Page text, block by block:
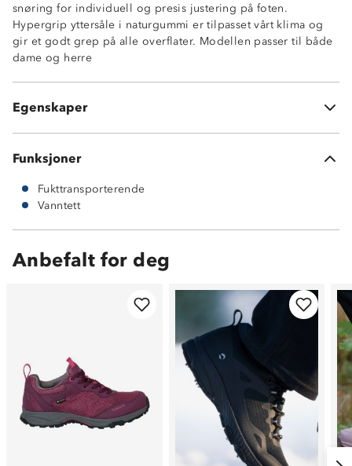
snøring for individuell og presis justering på foten.
Hypergrip yttersåle i naturgummi er tilpasset vårt klima og
gir et godt grep på alle overflater. Modellen passer til både
dame og herre
Egenskaper
Gore-Tex-membran
Fukttransporterende
Funksjoner
Fukttransporterende
Vanntett
Anbefalt for deg